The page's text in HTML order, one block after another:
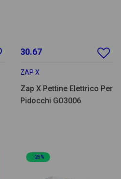
30.67
ZAP X
Zap X Pettine Elettrico Per
Pidocchi GO3006
-25%